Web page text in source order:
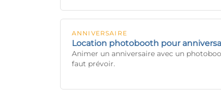
ANNIVERSAIRE
Location photobooth pour
Animer un anniversaire avec un
faut prévoir.